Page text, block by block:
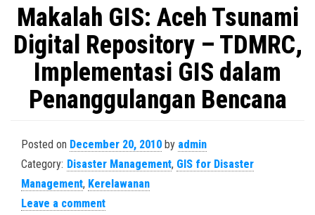
Makalah GIS: Aceh Tsunami
Digital Repository – TDMRC,
Implementasi GIS dalam
Penanggulangan Bencana
Posted on December 20, 2010 by admin
Category: Disaster Management, GIS for Disaster
Management, Kerelawanan
Leave a comment